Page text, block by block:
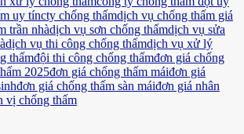
uy tíncty chống thấmdịch vụ chống thấm giá
trần nhàdịch vụ sơn chống thấmdịch vụ sửa
dịch vụ thi công chống thấmdịch vụ xử lý
thấmđội thi công chống thấmđơn giá chống
2025đơn giá chống thấm máiđơn giá
đơn giá chống thấm sàn máiđơn giá nhân
vị chống thấm